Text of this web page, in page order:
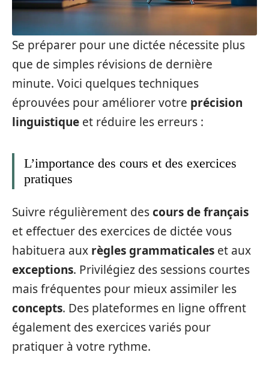
Se préparer pour une dictée nécessite plus
que de simples révisions de dernière
minute. Voici quelques techniques
éprouvées pour améliorer votre précision
linguistique et réduire les erreurs :
L’importance des cours et des exercices
pratiques
Suivre régulièrement descours de français
et effectuer des exercices de dictée vous
habituera aux règles grammaticales et aux
exceptions. Privilégiez des sessions courtes
mais fréquentes pour mieux assimiler les
concepts. Des plateformes en ligne offrent
également des exercices variés pour
pratiquer à votre rythme.